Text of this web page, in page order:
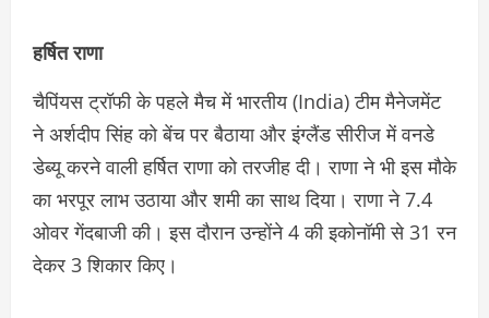
हर्षित राणा
चैपिंयस ट्रॉफी के पहले मैच में भारतीय (India) टीम मैनेजमेंट
ने अर्शदीप सिंह को बेंच पर बैठाया और इंग्‍लैंड सीरीज में वनडे
डेब्‍यू करने वाली हर्षित राणा को तरजीह दी। राणा ने भी इस मौके
का भरपूर लाभ उठाया और शमी का साथ दिया। राणा ने 7.4
ओवर गेंदबाजी की। इस दौरान उन्‍होंने 4 की इकोनॉमी से 31 रन
देकर 3 शिकार किए।